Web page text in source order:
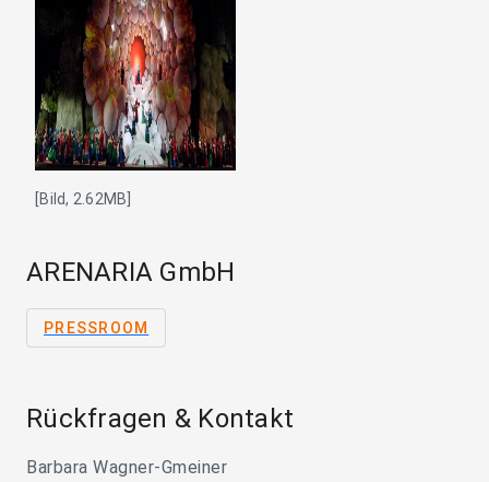
[Bild, 2.62MB]
ARENARIA GmbH
PRESSROOM
Rückfragen & Kontakt
Barbara Wagner-Gmeiner